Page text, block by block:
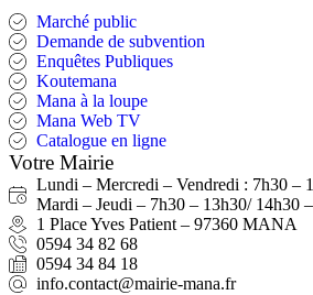
Marché public
Demande de subvention
Enquêtes Publiques
Koutemana
Mana à la loupe
Mana Web TV
Catalogue en ligne
Votre Mairie
Lundi – Mercredi – Vendredi : 7h30 –
Mardi – Jeudi – 7h30 – 13h30/ 14h30
1 Place Yves Patient – 97360 MANA
0594 34 82 68
0594 34 84 18
info.contact@mairie-mana.fr